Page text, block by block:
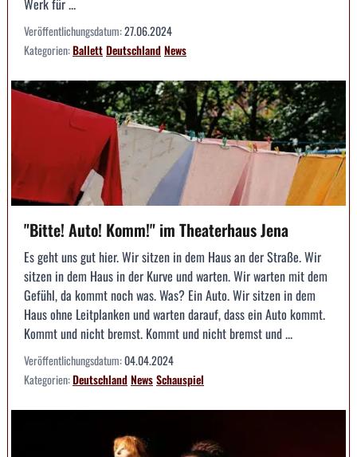
Veröffentlichungsdatum:27.06.2024
Kategorien:BallettDeutschlandNews
"Bitte! Auto! Komm!" im Theaterhaus Jena
Es geht uns gut hier. Wir sitzen in dem Haus an der Straße. Wir
sitzen in dem Haus in der Kurve und warten. Wir warten mit dem
Gefühl, da kommt noch was. Was? Ein Auto. Wir sitzen in dem
Haus ohne Leitplanken und warten darauf, dass ein Auto kommt.
Kommt und nicht bremst. Kommt und nicht bremst und ...
Veröffentlichungsdatum:04.04.2024
Kategorien:DeutschlandNewsSchauspiel